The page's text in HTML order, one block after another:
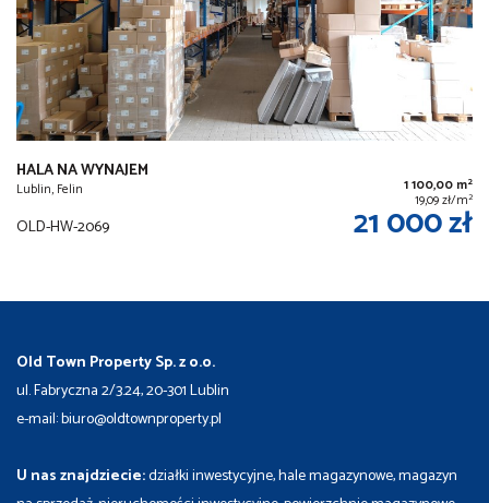
HALA NA WYNAJEM
Lublin, Felin 1 100,00 m2
19,09 zł/m2
OLD-HW-2069 21 000 zł
Old Town Property Sp. z o.o.
ul. Fabryczna 2/3.24, 20-301 Lublin
e-mail: biuro@oldtownproperty.pl
U nas znajdziecie:działki inwestycyjne, hale magazynowe, magazyn